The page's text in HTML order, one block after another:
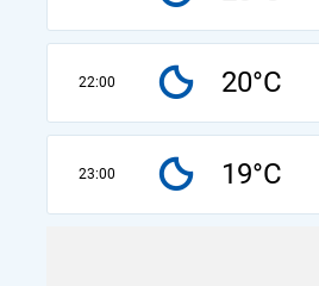
22:00 20°C
23:00 19°C